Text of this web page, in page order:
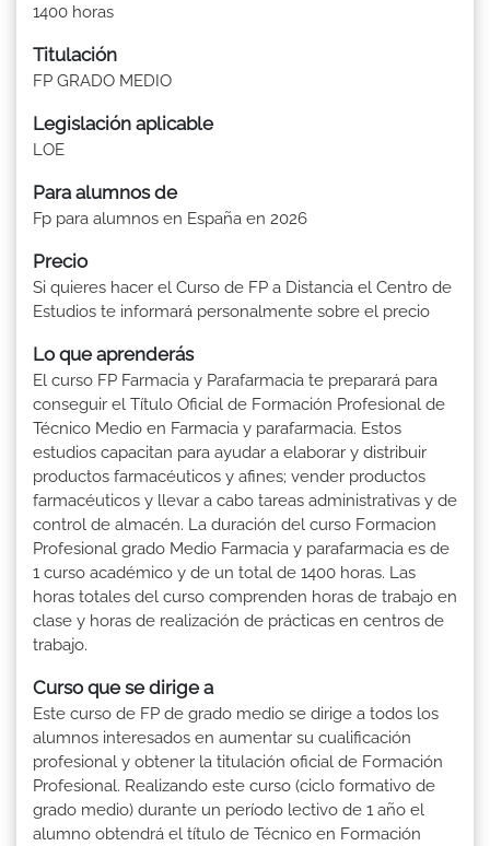
1400 horas
Titulación
FP GRADO MEDIO
Legislación aplicable
LOE
Para alumnos de
Fp para alumnos en España en 2026
Precio
Si quieres hacer el Curso de FP a Distancia el Centro de
Estudios te informará personalmente sobre el precio
Lo que aprenderás
El curso FP Farmacia y Parafarmacia te preparará para
conseguir el Título Oficial de Formación Profesional de
Técnico Medio en Farmacia y parafarmacia. Estos
estudios capacitan para ayudar a elaborar y distribuir
productos farmacéuticos y afines; vender productos
farmacéuticos y llevar a cabo tareas administrativas y de
control de almacén. La duración del curso Formacion
Profesional grado Medio Farmacia y parafarmacia es de
1 curso académico y de un total de 1400 horas. Las
horas totales del curso comprenden horas de trabajo en
clase y horas de realización de prácticas en centros de
trabajo.
Curso que se dirige a
Este curso de FP de grado medio se dirige a todos los
alumnos interesados en aumentar su cualificación
profesional y obtener la titulación oficial de Formación
Profesional. Realizando este curso (ciclo formativo de
grado medio) durante un período lectivo de 1 año el
alumno obtendrá el título de Técnico en Formación